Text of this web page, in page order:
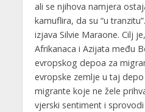
ali se njihova namjera
kamuflira, da su “u
izjava Silvie Maraone. Cilj
Afrikanaca i Azijata među
evropskog depoa za
evropske zemlje u taj
migrante koje ne žele
vjerski sentiment i